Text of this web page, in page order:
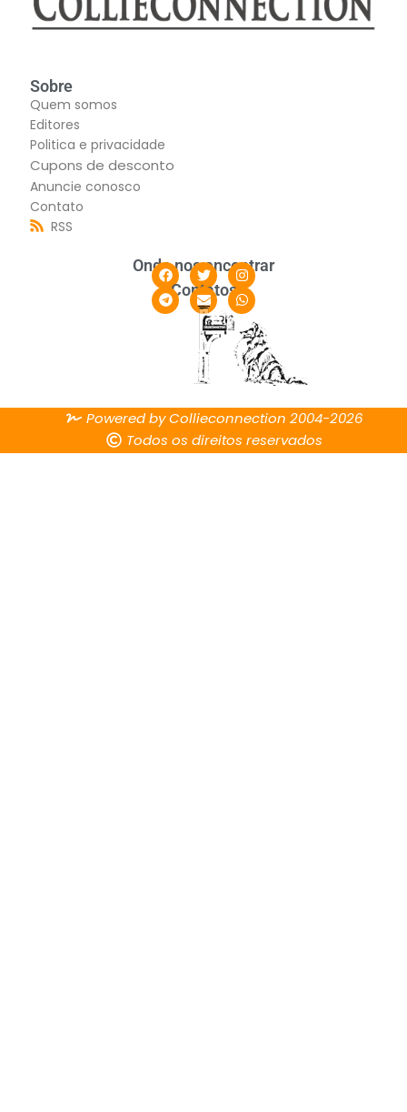
Sobre
Quem somos
Editores
Politica e privacidade
Cupons de desconto
Anuncie conosco
Contato
RSS
Onde nos encontrar
Contatos
Powered by Collieconnection 2004-2026
Todos os direitos reservados